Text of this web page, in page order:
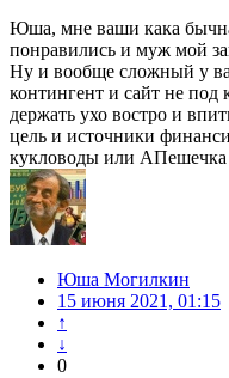
Юша, мне ваши кака
понравились и муж мой
Ну и вообще сложный у
контингент и сайт не под
держать ухо востро и
цель и источники
кукловоды или АПешечка
Юша Могилкин
15 июня 2021, 01:15
↑
↓
0